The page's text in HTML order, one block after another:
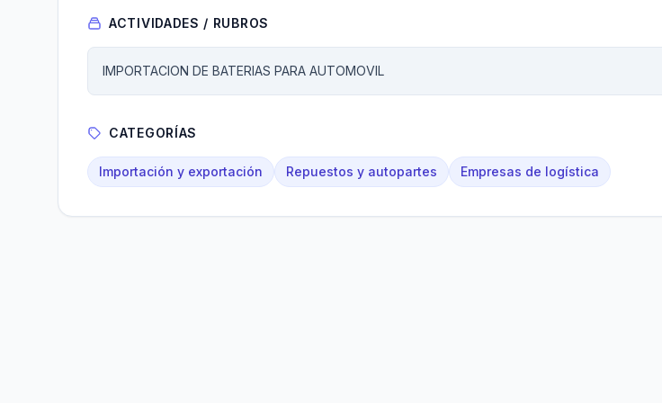
ACTIVIDADES / RUBROS
IMPORTACION DE BATERIAS PARA AUTOMOVIL
CATEGORÍAS
Importación y exportación Repuestos y autopartes Empresas de logística